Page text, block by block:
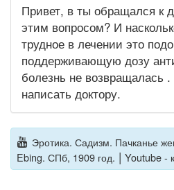
Привет, в ты обращался к
этим вопросом? И
трудное в лечении это
поддерживающую дозу
болезнь не возвращалась
написать доктору.
Эротика. Садизм. Пачканье
Ebing. СПб, 1909 год. | Youtube -